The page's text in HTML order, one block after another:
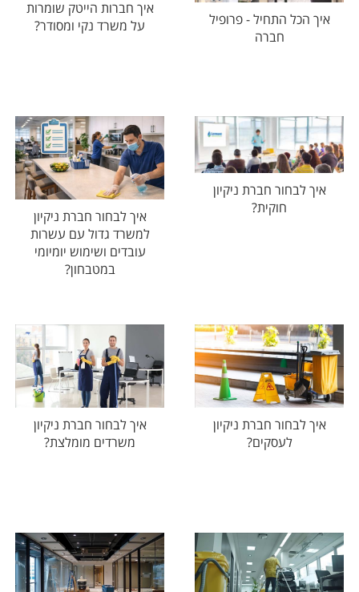
איך הכל התחיל - פרופיל
חברה
איך חברות הייטק שומרות
על משרד נקי ומסודר?
איך לבחור חברת ניקיון
חוקית?
איך לבחור חברת ניקיון
למשרד גדול עם עשרות
עובדים ושימוש יומיומי
במטבחון?
איך לבחור חברת ניקיון
לעסקים?
איך לבחור חברת ניקיון
משרדים מומלצת?